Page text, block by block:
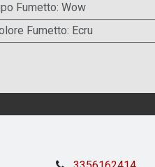
Fumetto:Wow
Fumetto: Ecru